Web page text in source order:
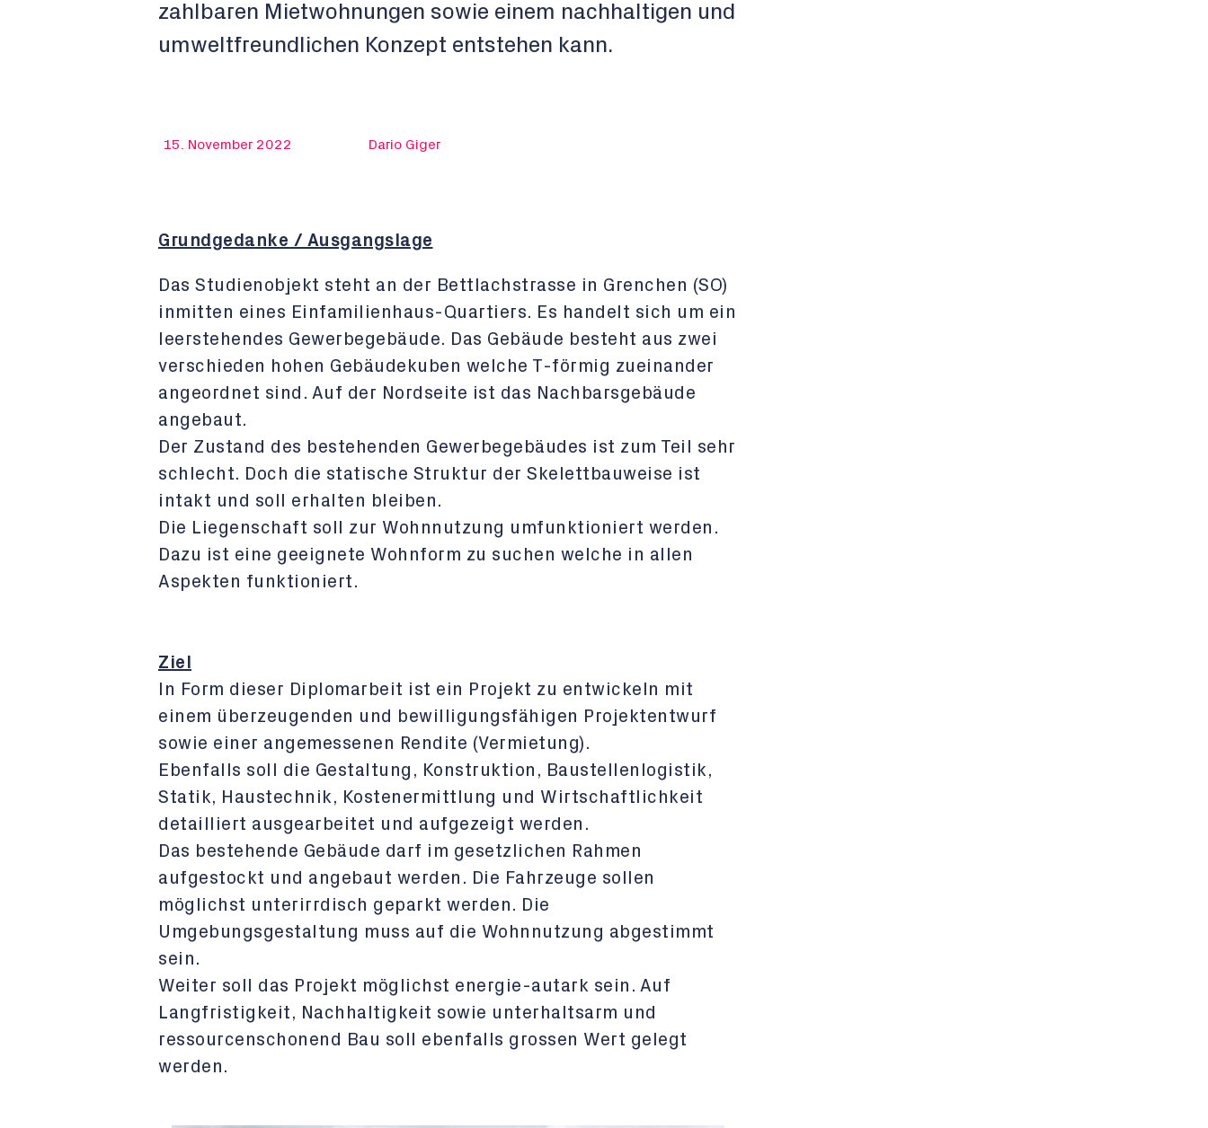
zahlbaren Mietwohnungen sowie einem nachhaltigen und
umweltfreundlichen Konzept entstehen kann.
15. November 2022 Dario Giger
Grundgedanke / Ausgangslage
Das Studienobjekt steht an der Bettlachstrasse in Grenchen (SO)
inmitten eines Einfamilienhaus-Quartiers. Es handelt sich um ein
leerstehendes Gewerbegebäude. Das Gebäude besteht aus zwei
verschieden hohen Gebäudekuben welche T-förmig zueinander
angeordnet sind. Auf der Nordseite ist das Nachbarsgebäude
angebaut.
Der Zustand des bestehenden Gewerbegebäudes ist zum Teil sehr
schlecht. Doch die statische Struktur der Skelettbauweise ist
intakt und soll erhalten bleiben.
Die Liegenschaft soll zur Wohnnutzung umfunktioniert werden.
Dazu ist eine geeignete Wohnform zu suchen welche in allen
Aspekten funktioniert.
Ziel
In Form dieser Diplomarbeit ist ein Projekt zu entwickeln mit
einem überzeugenden und bewilligungsfähigen Projektentwurf
sowie einer angemessenen Rendite (Vermietung).
Ebenfalls soll die Gestaltung, Konstruktion, Baustellenlogistik,
Statik, Haustechnik, Kostenermittlung und Wirtschaftlichkeit
detailliert ausgearbeitet und aufgezeigt werden.
Das bestehende Gebäude darf im gesetzlichen Rahmen
aufgestockt und angebaut werden. Die Fahrzeuge sollen
möglichst unterirrdisch geparkt werden. Die
Umgebungsgestaltung muss auf die Wohnnutzung abgestimmt
sein.
Weiter soll das Projekt möglichst energie-autark sein. Auf
Langfristigkeit, Nachhaltigkeit sowie unterhaltsarm und
ressourcenschonend Bau soll ebenfalls grossen Wert gelegt
werden.